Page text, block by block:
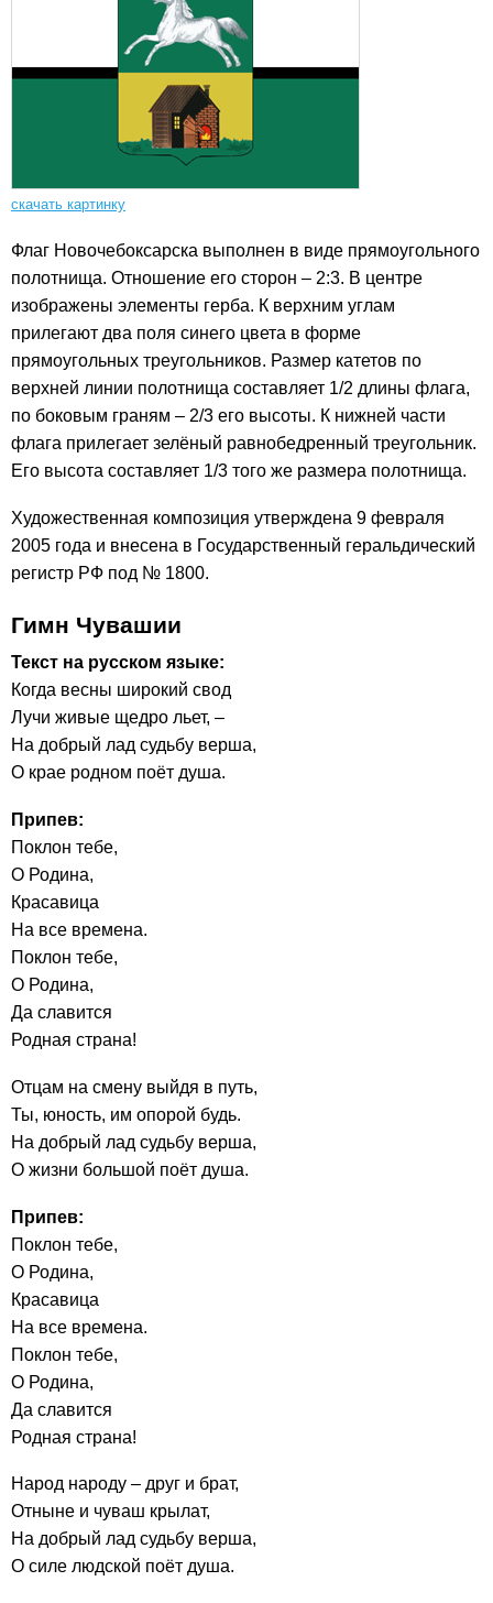
скачать картинку
Флаг Новочебоксарска выполнен в виде прямоугольного
полотнища. Отношение его сторон – 2:3. В центре
изображены элементы герба. К верхним углам
прилегают два поля синего цвета в форме
прямоугольных треугольников. Размер катетов по
верхней линии полотнища составляет 1/2 длины флага,
по боковым граням – 2/3 его высоты. К нижней части
флага прилегает зелёный равнобедренный треугольник.
Его высота составляет 1/3 того же размера полотнища.
Художественная композиция утверждена 9 февраля
2005 года и внесена в Государственный геральдический
регистр РФ под № 1800.
Гимн Чувашии
Текст на русском языке:
Когда весны широкий свод
Лучи живые щедро льет, –
На добрый лад судьбу верша,
О крае родном поёт душа.
Припев:
Поклон тебе,
О Родина,
Красавица
На все времена.
Поклон тебе,
О Родина,
Да cлавится
Родная страна!
Отцам на смену выйдя в путь,
Ты, юность, им опорой будь.
На добрый лад судьбу верша,
О жизни большой поёт душа.
Припев:
Поклон тебе,
О Родина,
Красавица
На все времена.
Поклон тебе,
О Родина,
Да cлавится
Родная страна!
Народ народу – друг и брат,
Отныне и чуваш крылат,
На добрый лад судьбу верша,
О силе людской поёт душа.